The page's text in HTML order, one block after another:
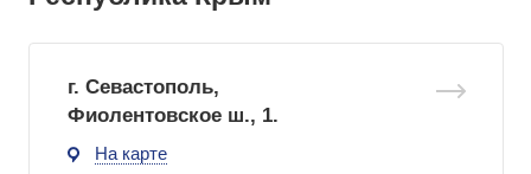
г. Севастополь,
Фиолентовское ш., 1.
На карте